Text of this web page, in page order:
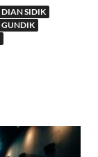
DIAN SIDIK
GUNDIK